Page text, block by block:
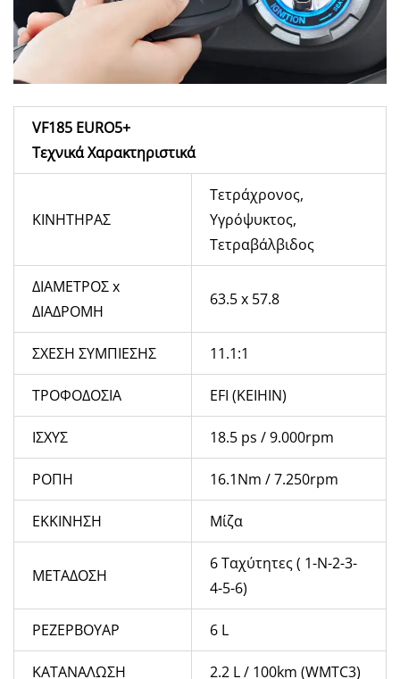
VF185 EURO5+
Τεχνικά Χαρακτηριστικά
ΚΙΝΗΤΗΡΑΣ
Τετράχρονος,
Υγρόψυκτος,
Τετραβάλβιδος
ΔΙΑΜΕΤΡΟΣ x
ΔΙΑΔΡΟΜΗ
63.5 x 57.8
ΣΧΕΣΗ ΣΥΜΠΙΕΣΗΣ 11.1:1
ΤΡΟΦΟΔΟΣΙΑ EFI (KEIHIN)
ΙΣΧΥΣ 18.5 ps / 9.000rpm
ΡΟΠΗ 16.1Nm / 7.250rpm
ΕΚΚΙΝΗΣΗ Μίζα
ΜΕΤΑΔΟΣΗ
6 Ταχύτητες ( 1-Ν-2-3-
4-5-6)
ΡΕΖΕΡΒΟΥΑΡ 6 L
ΚΑΤΑΝΑΛΩΣΗ 2.2 L / 100km (WMTC3)